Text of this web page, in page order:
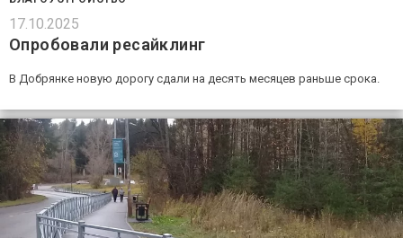
17.10.2025
Опробовали ресайклинг
В Добрянке новую дорогу сдали на десять месяцев раньше срока.